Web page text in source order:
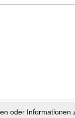
oder